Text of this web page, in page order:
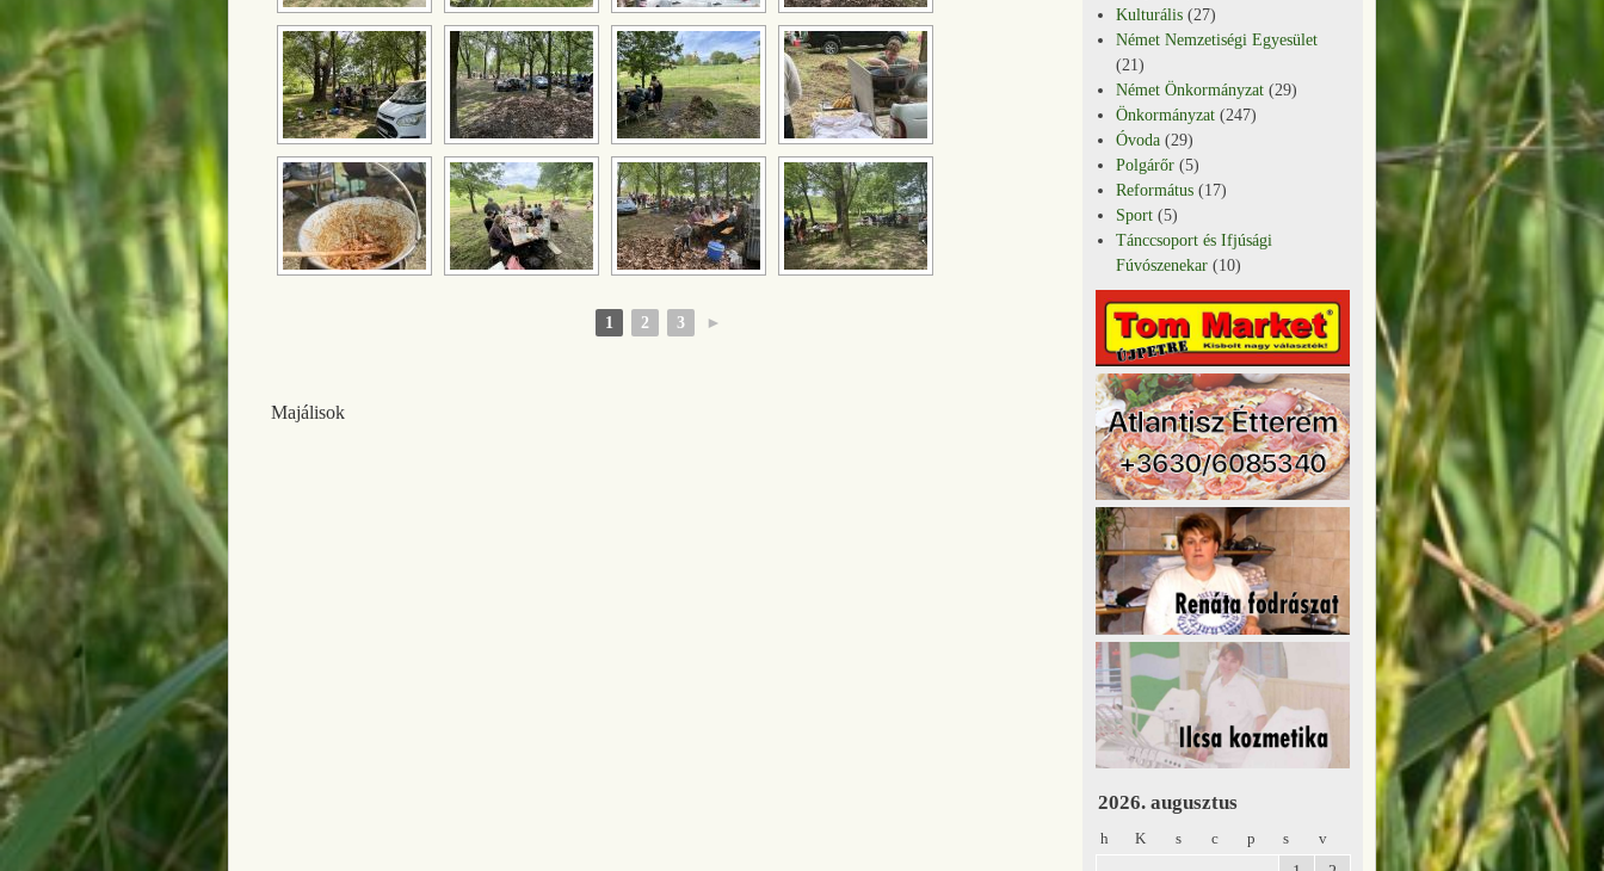
1 2 3 ►
Majálisok
Kulturális (27)
Német Nemzetiségi Egyesület
(21)
Német Önkormányzat (29)
Önkormányzat (247)
Óvoda (29)
Polgárőr (5)
Református (17)
Sport (5)
Tánccsoport és Ifjúsági
Fúvószenekar (10)
2026. augusztus
h K s c p s v